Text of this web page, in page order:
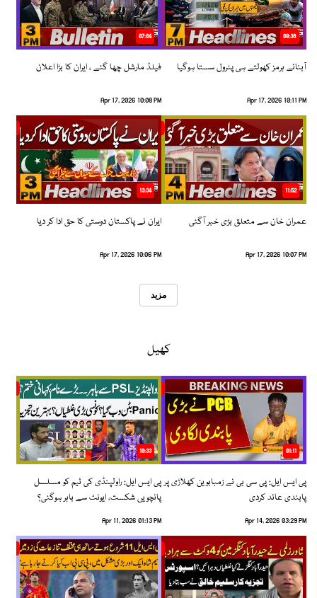
08:36
آبنائے ہرمز کھولتے ہی پٹرول سستا ہوگیا
Apr 17, 2026 10:11 PM
07:04
فیلڈ مارشل چھا گئے ، ایران کا بڑا اعلان
Apr 17, 2026 10:08 PM
11:52
عمران خان سے متعلق بڑی خبر آگئی
Apr 17, 2026 10:07 PM
13:34
ایران نے پاکستان دوستی کا حق ادا کر دیا
Apr 17, 2026 10:06 PM
مزید
کھیل
01:11
پی ایس ایل: پی سی بی نے زمبابوین کھلاڑی پر
پابندی عائد کردی
Apr 14, 2026 03:29 PM
10:33
پی ایس ایل: راولپنڈی کی ٹیم کو مسلسل
پانچویں شکست، ایونٹ سے باہر ہوگئی؟
Apr 11, 2026 01:13 PM